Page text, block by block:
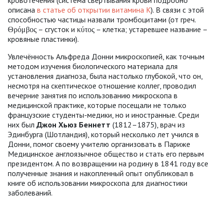
описана в статье об открытии витамина К). В связи с этой
способностью частицы назвали тромбоцитами (от греч.
Θρόμβος – сгусток и κύτος – клетка; устаревшее название –
кровяные пластинки).
Увлечённость Альфреда Донни микроскопией, как точным
методом изучения биологического материала для
установления диагноза, была настолько глубокой, что он,
несмотря на скептическое отношение коллег, проводил
вечерние занятия по использованию микроскопа в
медицинской практике, которые посещали не только
французские студенты-медики, но и иностранные. Среди
них был Джон Хьюз Беннетт (1812–1875), врач из
Эдинбурга (Шотландия), который несколько лет учился в
Донни, помог своему учителю организовать в Париже
Медицинское англоязычное общество и стать его первым
президентом. А по возвращении на родину в 1841 году все
полученные знания и накопленный опыт опубликовал в
книге об использовании микроскопа для диагностики
заболеваний.